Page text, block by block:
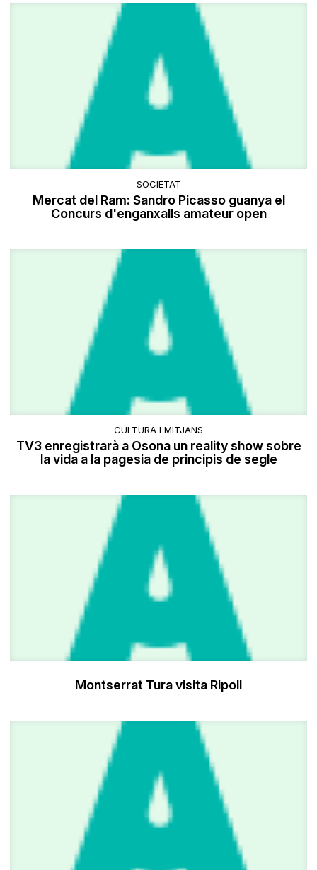
SOCIETAT
Mercat del Ram: Sandro Picasso guanya el
Concurs d'enganxalls amateur open
CULTURA I MITJANS
TV3 enregistrarà a Osona un reality show sobre
la vida a la pagesia de principis de segle
Montserrat Tura visita Ripoll